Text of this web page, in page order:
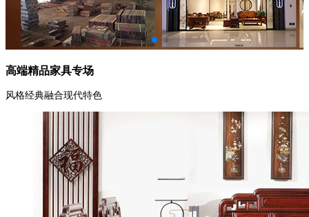
高端精品家具专场
风格经典融合现代特色